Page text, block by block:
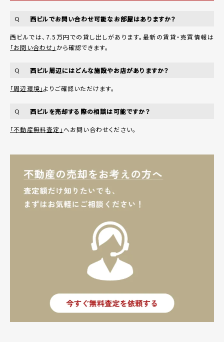
Q 西ビルでお問い合わせ可能なお部屋はありますか？
西ビルでは、7.5万円での貸し出しがあります。最新の賃貸・売買情報は
「お問い合わせ」 から確認できます。
Q 西ビル周辺にはどんな施設やお店がありますか？
「周辺環境」よりご確認いただけます。
Q 西ビルを売却する際の相談は可能ですか？
「不動産無料査定」へお問い合わせください。